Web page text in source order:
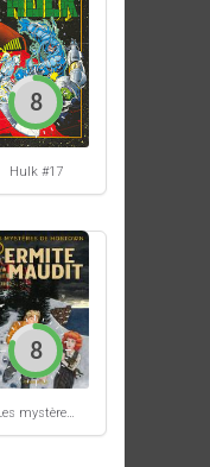
Hulk #17
8
Les mystères de Hobtown #2
8